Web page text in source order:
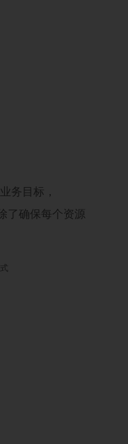
务目标，
了确保每个资源